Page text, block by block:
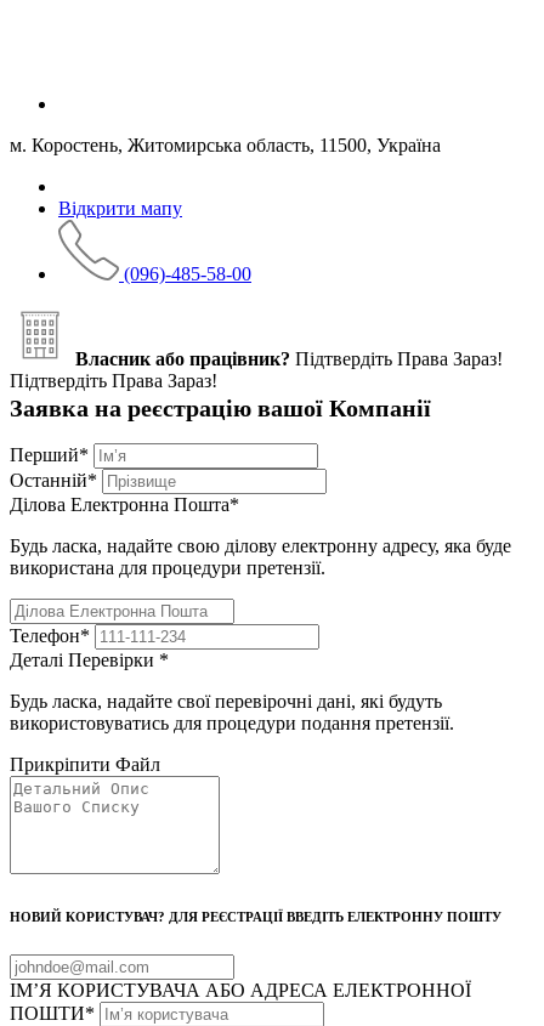
м. Коростень, Житомирська область, 11500, Україна
Відкрити мапу
(096)-485-58-00
Власник або працівник? Підтвердіть Права Зараз!
Підтвердіть Права Зараз!
Заявка на реєстрацію вашої Компанії
Перший*
Останній*
Ділова Електронна Пошта*
Будь ласка, надайте свою ділову електронну адресу, яка буде
використана для процедури претензії.
Телефон*
Деталі Перевірки *
Будь ласка, надайте свої перевірочні дані, які будуть
використовуватись для процедури подання претензії.
Прикріпити Файл
НОВИЙ КОРИСТУВАЧ? ДЛЯ РЕЄСТРАЦІЇ ВВЕДІТЬ ЕЛЕКТРОННУ ПОШТУ
ІМ’Я КОРИСТУВАЧА АБО АДРЕСА ЕЛЕКТРОННОЇ
ПОШТИ*